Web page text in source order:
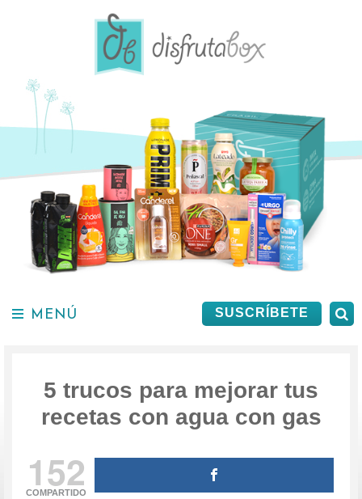
SUSCRÍBETE
MENÚ
5 trucos para mejorar tus
recetas con agua con gas
152
COMPARTIDO